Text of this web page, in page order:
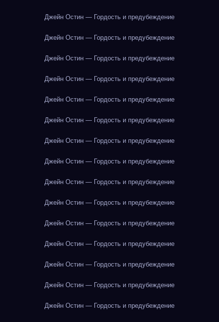
Джейн Остин — Гордость и предубеждение
Джейн Остин — Гордость и предубеждение
Джейн Остин — Гордость и предубеждение
Джейн Остин — Гордость и предубеждение
Джейн Остин — Гордость и предубеждение
Джейн Остин — Гордость и предубеждение
Джейн Остин — Гордость и предубеждение
Джейн Остин — Гордость и предубеждение
Джейн Остин — Гордость и предубеждение
Джейн Остин — Гордость и предубеждение
Джейн Остин — Гордость и предубеждение
Джейн Остин — Гордость и предубеждение
Джейн Остин — Гордость и предубеждение
Джейн Остин — Гордость и предубеждение
Джейн Остин — Гордость и предубеждение